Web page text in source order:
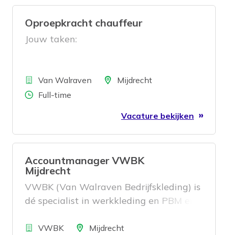
Oproepkracht chauffeur
Jouw taken:
BedrijfVan Walraven LocatieMijdrecht
Aantal uren
Full-time
Vacature bekijken
Accountmanager VWBK
Mijdrecht
VWBK (Van Walraven Bedrijfskleding) is
dé specialist in werkkleding en PBM en
Vanuit onze vestiging in Mijdrecht
BedrijfVWBKLocatieMijdrecht